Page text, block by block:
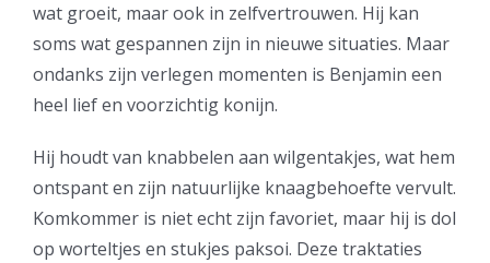
wat groeit, maar ook in zelfvertrouwen. Hij kan
soms wat gespannen zijn in nieuwe situaties. Maar
ondanks zijn verlegen momenten is Benjamin een
heel lief en voorzichtig konijn.
Hij houdt van knabbelen aan wilgentakjes, wat hem
ontspant en zijn natuurlijke knaagbehoefte vervult.
Komkommer is niet echt zijn favoriet, maar hij is dol
op worteltjes en stukjes paksoi. Deze traktaties